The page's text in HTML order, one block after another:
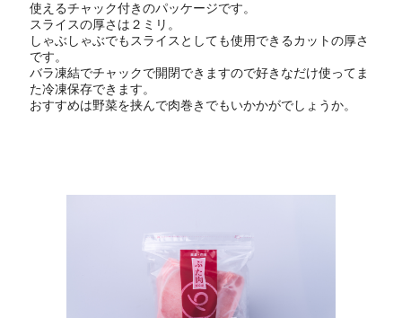
使えるチャック付きのパッケージです。
スライスの厚さは２ミリ。
しゃぶしゃぶでもスライスとしても使用できるカットの厚さ
です。
バラ凍結でチャックで開閉できますので好きなだけ使ってま
た冷凍保存できます。
おすすめは野菜を挟んで肉巻きでもいかかがでしょうか。